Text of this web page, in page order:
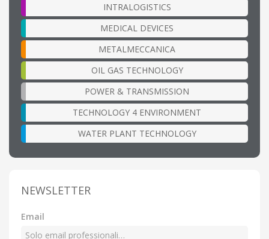
INTRALOGISTICS
MEDICAL DEVICES
METALMECCANICA
OIL GAS TECHNOLOGY
POWER & TRANSMISSION
TECHNOLOGY 4 ENVIRONMENT
WATER PLANT TECHNOLOGY
NEWSLETTER
Email